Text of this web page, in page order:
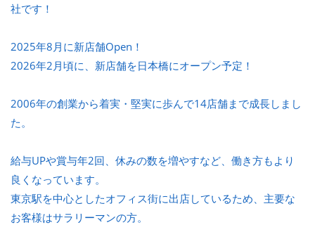
社です！
2025年8月に新店舗Open！
2026年2月頃に、新店舗を日本橋にオープン予定！
2006年の創業から着実・堅実に歩んで14店舗まで成長しまし
た。
給与UPや賞与年2回、休みの数を増やすなど、働き方もより
良くなっています。
東京駅を中心としたオフィス街に出店しているため、主要な
お客様はサラリーマンの方。